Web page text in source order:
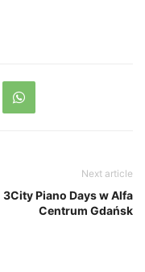
Next article
3City Piano Days w Alfa
Centrum Gdańsk